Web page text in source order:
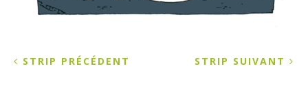
STRIP SUIVANT
STRIP PRÉCÉDENT